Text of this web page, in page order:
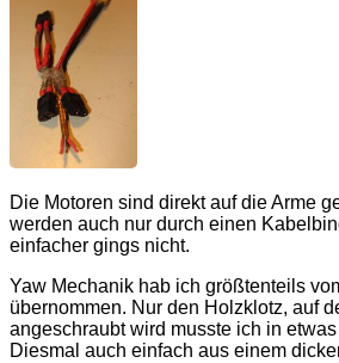
Die Motoren sind direkt auf die Arme
werden auch nur durch einen
einfacher gings nicht.
Yaw Mechanik hab ich größtenteils
übernommen. Nur den Holzklotz, auf
angeschraubt wird musste ich in
Diesmal auch einfach aus einem